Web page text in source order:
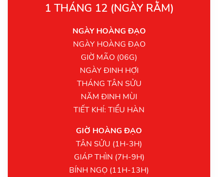
1 THÁNG 12 (NGÀY RẰM)
NGÀY HOÀNG ĐẠO
NGÀY HOÀNG ĐẠO
GIỜ MÃO (06G)
NGÀY ĐINH HỢI
THÁNG TÂN SỬU
NĂM ĐINH MÙI
TIẾT KHÍ: TIỂU HÀN
GIỜ HOÀNG ĐẠO
TÂN SỬU (1H-3H)
GIÁP THÌN (7H-9H)
BÍNH NGỌ (11H-13H)